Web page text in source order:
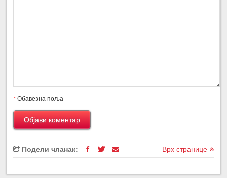
*Обавезна поља
Подели чланак: Врх странице